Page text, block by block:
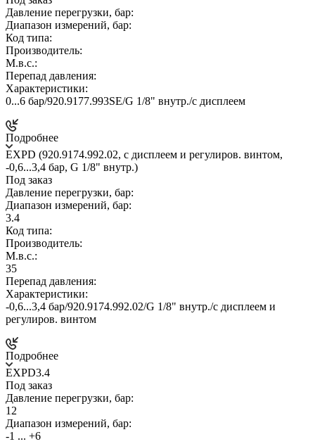
Давление перегрузки, бар:
Диапазон измерений, бар:
Код типа:
Производитель:
М.в.с.:
Перепад давления:
Характеристики:
0...6 бар/920.9177.993SE/G 1/8" внутр./с дисплеем
Подробнее
EXPD (920.9174.992.02, c дисплеем и регулиров. винтом,
-0,6...3,4 бар, G 1/8" внутр.)
Под заказ
Давление перегрузки, бар:
Диапазон измерений, бар:
3.4
Код типа:
Производитель:
М.в.с.:
35
Перепад давления:
Характеристики:
-0,6...3,4 бар/920.9174.992.02/G 1/8" внутр./c дисплеем и
регулиров. винтом
Подробнее
EXPD3.4
Под заказ
Давление перегрузки, бар:
12
Диапазон измерений, бар:
-1 ... +6